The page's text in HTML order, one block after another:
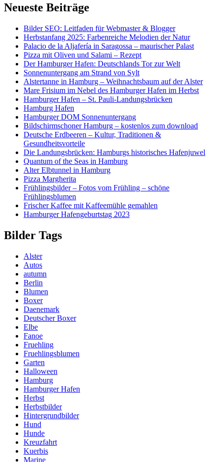
Neueste Beiträge
Bilder SEO: Leitfaden für Webmaster & Blogger
Herbstanfang 2025: Farbenreiche Melodien der Natur
Palacio de la Aljafería in Saragossa – maurischer Palast
Pizza mit Oliven und Salami – Rezept
Der Hamburger Hafen: Deutschlands Tor zur Welt
Sonnenuntergang am Strand von Sylt
Alstertanne in Hamburg – Weihnachtsbaum auf der Alster
Mare Frisium im Nebel des Hamburger Hafen im Herbst
Hamburger Hafen – St. Pauli-Landungsbrücken
Hamburg Hafen
Hamburger DOM Sonnenuntergang
Bildschirmschoner Hamburg – kostenlos zum download
Deutsche Erdbeeren – Kultur, Traditionen &
Gesundheitsvorteile
Die Landungsbrücken: Hamburgs historisches Hafenjuwel
Quantum of the Seas in Hamburg
Alter Elbtunnel in Hamburg
Pizza Margherita
Frühlingsbilder – Fotos vom Frühling – schöne
Frühlingsblumen
Frischer Kaffee mit Kaffeemühle gemahlen
Hamburger Hafengeburtstag 2023
Bilder Tags
Alster
Autos
autumn
Berlin
Blumen
Boxer
Daenemark
Deutscher Boxer
Elbe
Fanoe
Fruehling
Fruehlingsblumen
Garten
Halloween
Hamburg
Hamburger Hafen
Herbst
Herbstbilder
Hintergrundbilder
Hund
Hunde
Kreuzfahrt
Kuerbis
Marine